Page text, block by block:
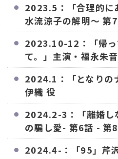
2023.5：「合理的に
水流涼子の解明〜 第
2023.10-12：「帰っ
て。」主演・福永朱
2024.1：「となりの
伊織 役
2024.2-3：「離婚し
の騙し愛- 第6話 - 第
2024.4-：「95」芹